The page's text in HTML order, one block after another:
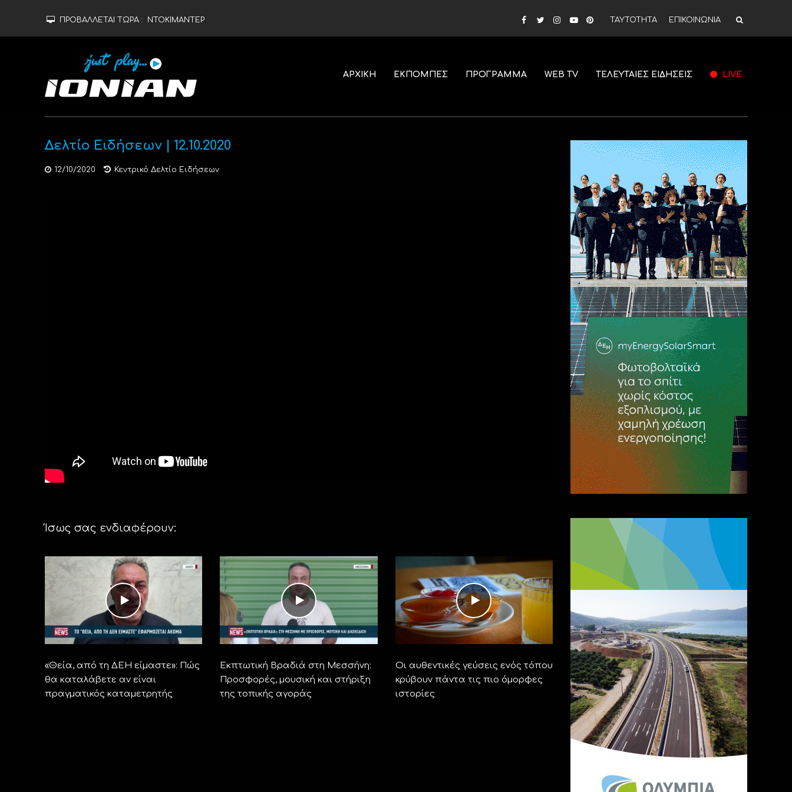
ΠΡΟΒΑΛΛΕΤΑΙ ΤΩΡΑ : ΝΤΟΚΙΜΑΝΤΕΡ ΤΑΥΤΟΤΗΤΑ ΕΠΙΚΟΙΝΩΝΙΑ
ΑΡΧΙΚΗ ΕΚΠΟΜΠΕΣ ΠΡΟΓΡΑΜΜΑ WEB TV ΤΕΛΕΥΤΑΙΕΣ ΕΙΔΗΣΕΙΣ LIVE
Δελτίο Ειδήσεων | 12.10.2020
12/10/2020 Κεντρικό Δελτίο Ειδήσεων
Ίσως σας ενδιαφέρουν:
«Θεία, από τη ΔΕΗ είμαστε»: Πώς
θα καταλάβετε αν είναι
πραγματικός καταμετρητής
Εκπτωτική Βραδιά στη Μεσσήνη:
Προσφορές, μουσική και στήριξη
της τοπικής αγοράς
Οι αυθεντικές γεύσεις ενός τόπου
κρύβουν πάντα τις πιο όμορφες
ιστορίες